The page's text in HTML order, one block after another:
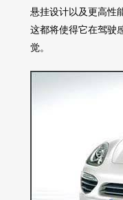
悬挂设计以及更高性
这都将使得它在驾驶
觉。